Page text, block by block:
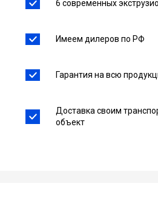
6 современных
Имеем дилеров по РФ
Гарантия на всю
Доставка своим
объект